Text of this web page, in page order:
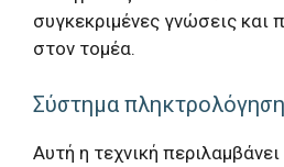
συγκεκριμένες γνώσεις και
στον τομέα.
Σύστημα
Αυτή η τεχνική